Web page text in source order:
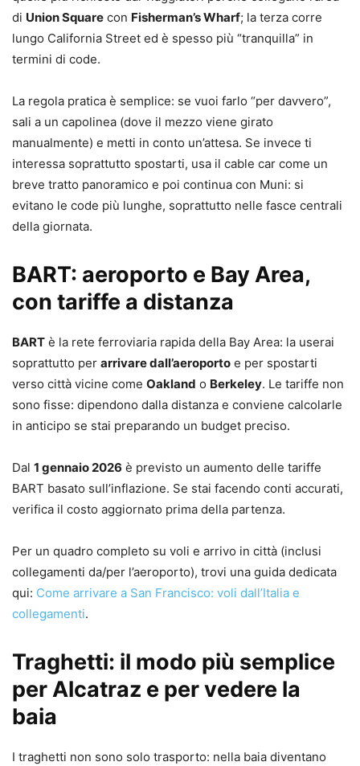
di Union Square con Fisherman’s Wharf; la terza corre
lungo California Street ed è spesso più “tranquilla” in
termini di code.
La regola pratica è semplice: se vuoi farlo “per davvero”,
sali a un capolinea (dove il mezzo viene girato
manualmente) e metti in conto un’attesa. Se invece ti
interessa soprattutto spostarti, usa il cable car come un
breve tratto panoramico e poi continua con Muni: si
evitano le code più lunghe, soprattutto nelle fasce centrali
della giornata.
BART: aeroporto e Bay Area,
con tariffe a distanza
BART è la rete ferroviaria rapida della Bay Area: la userai
soprattutto per arrivare dall’aeroporto e per spostarti
verso città vicine come Oakland o Berkeley. Le tariffe non
sono fisse: dipendono dalla distanza e conviene calcolarle
in anticipo se stai preparando un budget preciso.
Dal 1 gennaio 2026 è previsto un aumento delle tariffe
BART basato sull’inflazione. Se stai facendo conti accurati,
verifica il costo aggiornato prima della partenza.
Per un quadro completo su voli e arrivo in città (inclusi
collegamenti da/per l’aeroporto), trovi una guida dedicata
qui: Come arrivare a San Francisco: voli dall’Italia e
collegamenti.
Traghetti: il modo più semplice
per Alcatraz e per vedere la
baia
I traghetti non sono solo trasporto: nella baia diventano